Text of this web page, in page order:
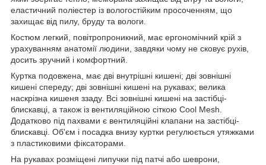
еластичний поліестер із вологостійким просоченням, що
захищає від пилу, бруду та вологи.
Костюм легкий, повітропроникний, має ергономічний крій з
урахуванням анатомії людини, завдяки чому не сковує рухів,
досить зручний і комфортний.
Куртка подовжена, має дві внутрішні кишені; дві зовнішні
кишені спереду; дві зовнішні кишені на рукавах; велика
наскрізна кишеня ззаду. Всі зовнішні кишені на застібці-
блискавці, а також із вентиляційною сіткою Cool Mesh.
Додатково під пахвами є вентиляційні клапани на застібці-
блискавці. Об'єм і посадка внизу куртки регулюється утяжками
з пластиковими фіксаторами.
На рукавах розміщені липучки під патчі або шеврони,